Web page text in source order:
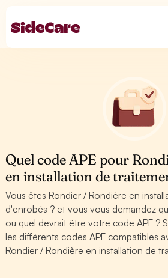
Quel code APE pour
en installation de
Vous êtes Rondier / Rondière en
d'enrobés ? et vous vous demandez
ou quel devrait être votre code APE ?
les différents codes APE compatibles
Rondier / Rondière en installation de